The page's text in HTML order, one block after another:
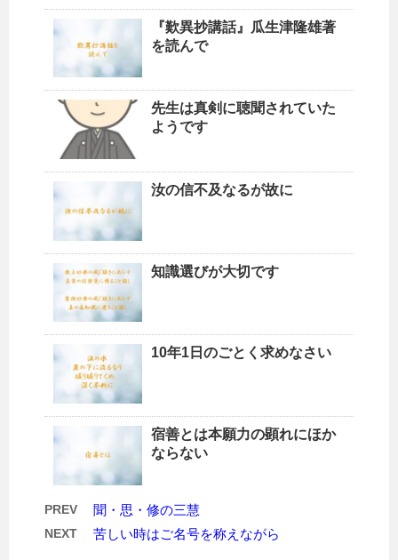
『歎異抄講話』瓜生津隆雄著
を読んで
先生は真剣に聴聞されていた
ようです
汝の信不及なるが故に
知識選びが大切です
10年1日のごとく求めなさい
宿善とは本願力の顕れにほか
ならない
PREV 聞・思・修の三慧
NEXT 苦しい時はご名号を称えながら